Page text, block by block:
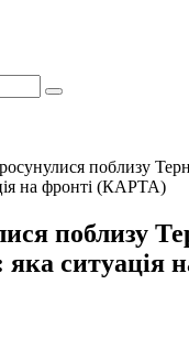
поблизу
на фронті (КАРТА)
поблизу
ситуація